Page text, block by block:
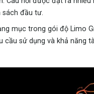
sách đầu tư.
mục trong gói độ Limo
cầu sử dụng và khả năng